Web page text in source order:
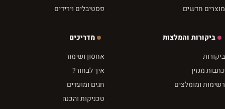
מוצרים חדשים
פסטיבלים וירידים
ביקורות והמלצות
ביקורות
כתבות מגזין
רשימות ומומלצים
מדריכים
אחסון ושימור
איך לבחור?
חגים ומועדים
טכניקות והכנה